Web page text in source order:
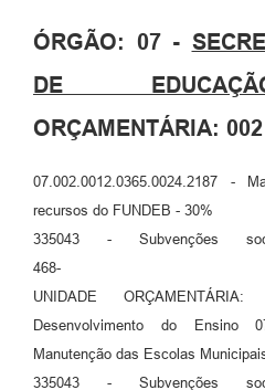
ÓRGÃO: 07 -
DE
ORÇAMENTÁRIA:
07.002.0012.0365.0024.2187 -
recursos do FUNDEB - 30%
335043 - Subvenções
468- R$
UNIDADE
Desenvolvimento do Ensino
Manutenção das Escolas
335043 - Subvenções